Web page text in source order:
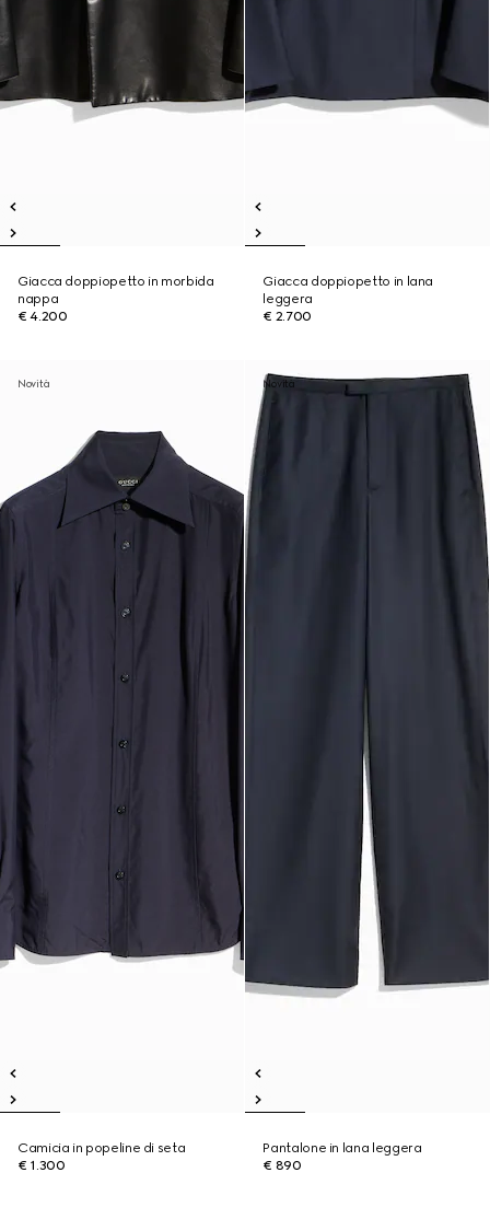
Giacca doppiopetto in morbida
nappa
€ 4.200
Giacca doppiopetto in lana
leggera
€ 2.700
Novità
Camicia in popeline di seta
€ 1.300
Novità
Pantalone in lana leggera
€ 890